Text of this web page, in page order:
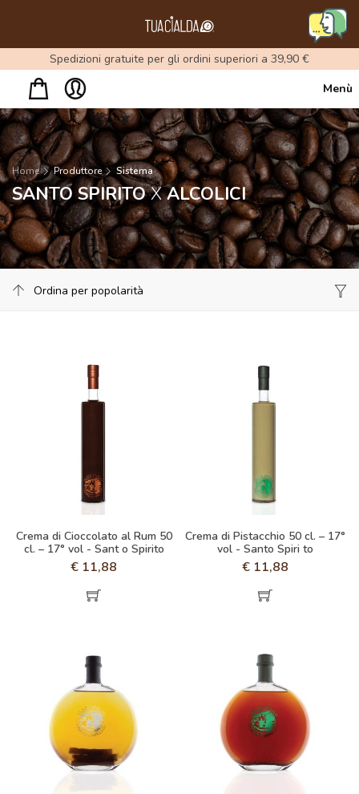
Spedizioni gratuite per gli ordini superiori a 39,90 €
Menù
Home Produttore Sistema
SANTO SPIRITOXALCOLICI
Crema di Cioccolato al Rum 50
cl. – 17° vol - Sant o Spirito
€ 11,88
Crema di Pistacchio 50 cl. – 17°
vol - Santo Spiri to
€ 11,88